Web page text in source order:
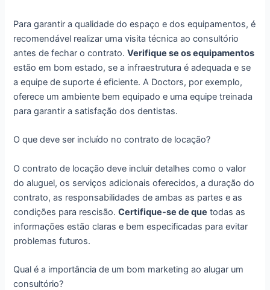
Para garantir a qualidade do espaço e dos equipamentos, é
recomendável realizar uma visita técnica ao consultório
antes de fechar o contrato.Verifique se os equipamentos
estão em bom estado, se a infraestrutura é adequada e se
a equipe de suporte é eficiente. A Doctors, por exemplo,
oferece um ambiente bem equipado e uma equipe treinada
para garantir a satisfação dos dentistas.
O que deve ser incluído no contrato de locação?
O contrato de locação deve incluir detalhes como o valor
do aluguel, os serviços adicionais oferecidos, a duração do
contrato, as responsabilidades de ambas as partes e as
condições para rescisão.Certifique-se de que todas as
informações estão claras e bem especificadas para evitar
problemas futuros.
Qual é a importância de um bom marketing ao alugar um
consultório?